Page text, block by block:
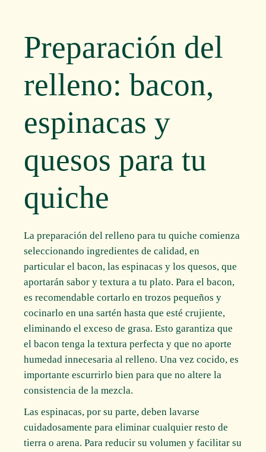
Preparación del
relleno: bacon,
espinacas y
quesos para tu
quiche
La preparación del relleno para tu quiche comienza
seleccionando ingredientes de calidad, en
particular el bacon, las espinacas y los quesos, que
aportarán sabor y textura a tu plato. Para el bacon,
es recomendable cortarlo en trozos pequeños y
cocinarlo en una sartén hasta que esté crujiente,
eliminando el exceso de grasa. Esto garantiza que
el bacon tenga la textura perfecta y que no aporte
humedad innecesaria al relleno. Una vez cocido, es
importante escurrirlo bien para que no altere la
consistencia de la mezcla.
Las espinacas, por su parte, deben lavarse
cuidadosamente para eliminar cualquier resto de
tierra o arena. Para reducir su volumen y facilitar su